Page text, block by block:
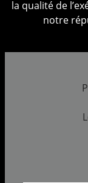
la qualité de
notre